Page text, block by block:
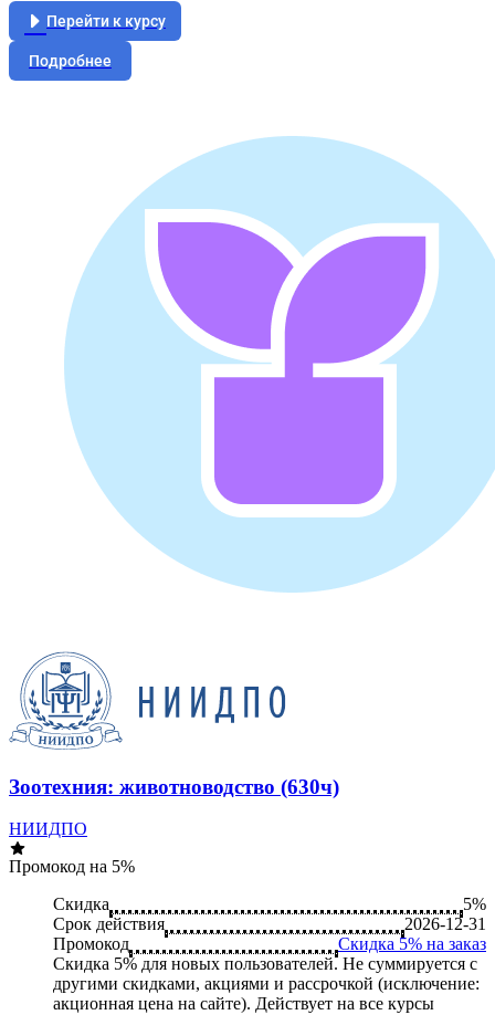
Перейти к курсу
Подробнее
Зоотехния: животноводство (630ч)
НИИДПО
Промокод на 5%
Скидка
5%
Срок действия
2026-12-31
Промокод
Скидка 5% на заказ
Скидка 5% для новых пользователей. Не суммируется c
другими скидками, акциями и рассрочкой (исключение:
акционная цена на сайте). Действует на все курсы